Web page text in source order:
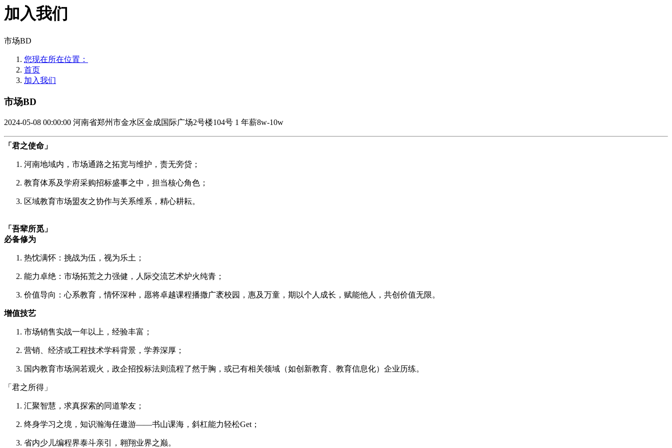
加入我们
市场BD
您现在所在位置：
首页
加入我们
市场BD
2024-05-08 00:00:00 河南省郑州市金水区金成国际广场2号楼104号 1 年薪8w-10w
「君之使命」
河南地域内，市场通路之拓宽与维护，责无旁贷；
教育体系及学府采购招标盛事之中，担当核心角色；
区域教育市场盟友之协作与关系维系，精心耕耘。
「吾辈所觅」
必备修为
热忱满怀：挑战为伍，视为乐土；
能力卓绝：市场拓荒之力强健，人际交流艺术炉火纯青；
价值导向：心系教育，情怀深种，愿将卓越课程播撒广袤校园，惠及万童，期以个人成长，赋能他人，共创价值无限。
增值技艺
市场销售实战一年以上，经验丰富；
营销、经济或工程技术学科背景，学养深厚；
国内教育市场洞若观火，政企招投标法则流程了然于胸，或已有相关领域（如创新教育、教育信息化）企业历练。
「君之所得」
汇聚智慧，求真探索的同道挚友；
终身学习之境，知识瀚海任遨游——书山课海，斜杠能力轻松Get；
省内少儿编程界泰斗亲引，翱翔业界之巅。